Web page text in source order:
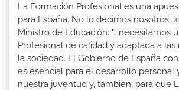
La Formación Profesional es una
para España. No lo decimos nosotros,
Ministro de Educación: "...necesitamos
Profesional de calidad y adaptada a
la sociedad. El Gobierno de España
es esencial para el desarrollo personal
nuestra juventud y, también, para que